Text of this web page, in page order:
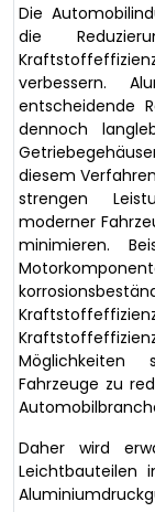
Die
die
verbessern.
entscheidende
dennoch
diesem
strengen
moderner
minimieren.
Möglichkeiten
Fahrzeuge zu
Daher wird
Leichtbauteilen